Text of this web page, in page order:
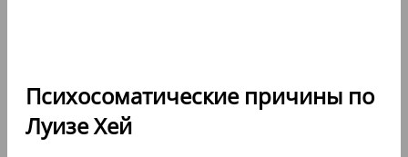
Психосоматические причины по
Луизе Хей